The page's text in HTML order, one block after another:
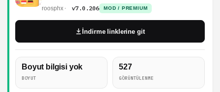
roosphx v7.0.206 MOD / PREMIUM
Boyut bilgisi yok
BOYUT
527
GÖRÜNTÜLENME
İndirme linklerine git